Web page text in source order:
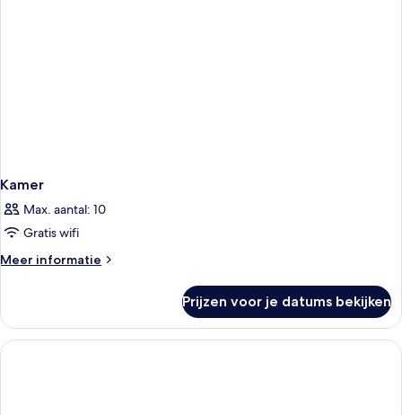
Kamer
Max. aantal: 10
Gratis wifi
Meer informatie
Meer
Prijzen voor je datums bekijken